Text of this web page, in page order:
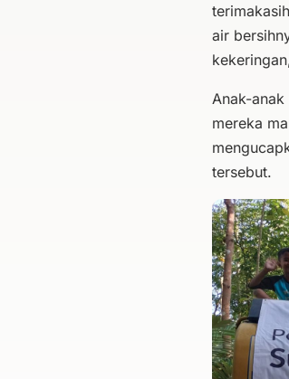
air
Anak-
mereka
tersebut.